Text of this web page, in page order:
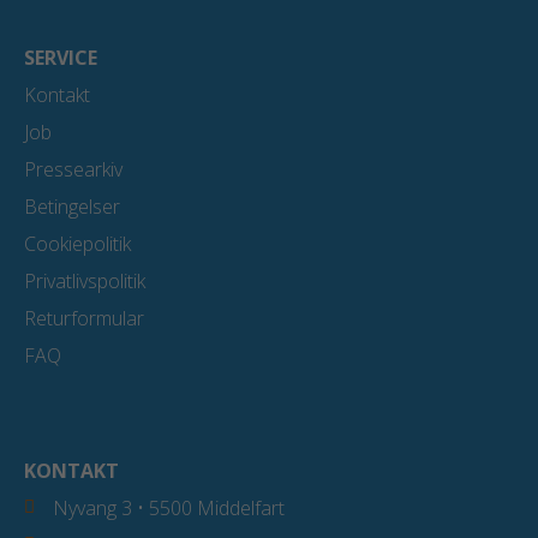
SERVICE
Kontakt
Job
Pressearkiv
Betingelser
Cookiepolitik
Privatlivspolitik
Returformular
FAQ
KONTAKT
Nyvang 3 • 5500 Middelfart